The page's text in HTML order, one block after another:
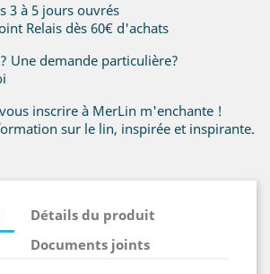
3 à 5 jours ouvrés
Relais dès 60€ d'achats
Une demande particulière?
inscrire à MerLin m'enchante !
sur le lin, inspirée et inspirante.
Détails du produit
Documents joints